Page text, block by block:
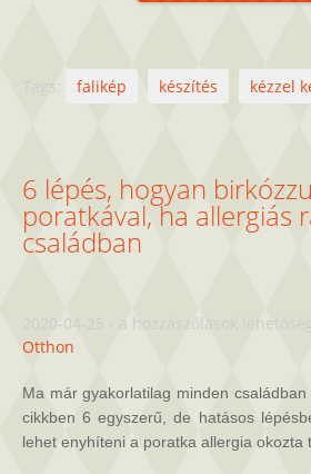
Tags: falikép készítés kézzel
6 lépés, hogyan
poratkával, ha allergiás
családban
2020-04-25
6
birkózzunk
meg
a
a hozzászólások
Otthon
Ma már gyakorlatilag minden
cikkben 6 egyszerű, de hatásos
lehet enyhíteni a poratka allergia okozta